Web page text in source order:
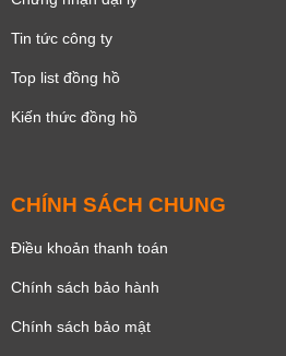
Tin tức công ty
Top list đồng hồ
Kiến thức đồng hồ
CHÍNH SÁCH CHUNG
Điều khoản thanh toán
Chính sách bảo hành
Chính sách bảo mật